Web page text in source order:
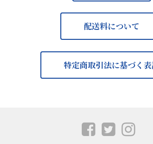
配送料について
特定商取引法に基づく